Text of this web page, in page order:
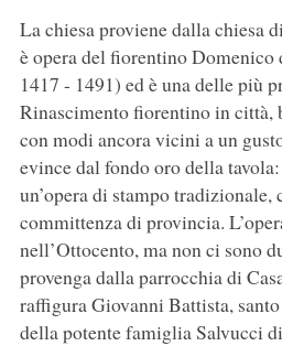
La chiesa proviene dalla chiesa
è opera del fiorentino
1417 - 1491) ed è una delle più
Rinascimento fiorentino in città,
con modi ancora vicini a un
evince dal fondo oro della
un’opera di stampo tradizionale,
committenza di provincia.
nell’Ottocento, ma non ci sono
provenga dalla parrocchia di
raffigura Giovanni Battista,
della potente famiglia Salvucci